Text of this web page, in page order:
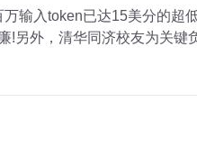
输入token已达15美分的超
!另外，清华同济校友为关键